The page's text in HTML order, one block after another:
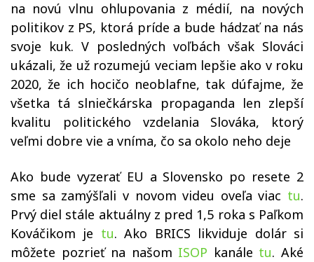
na novú vlnu ohlupovania z médií, na nových
politikov z PS, ktorá príde a bude hádzať na nás
svoje kuk. V posledných voľbách však Slováci
ukázali, že už rozumejú veciam lepšie ako v roku
2020, že ich hocičo neoblafne, tak dúfajme, že
všetka tá slniečkárska propaganda len zlepší
kvalitu politického vzdelania Slováka, ktorý
veľmi dobre vie a vníma, čo sa okolo neho deje
Ako bude vyzerať EU a Slovensko po resete 2
sme sa zamýšľali v novom videu oveľa viac tu.
Prvý diel stále aktuálny z pred 1,5 roka s Paľkom
Kováčikom je tu.Ako BRICS likviduje dolár si
môžete pozrieť na našom ISOP kanále tu. Aké